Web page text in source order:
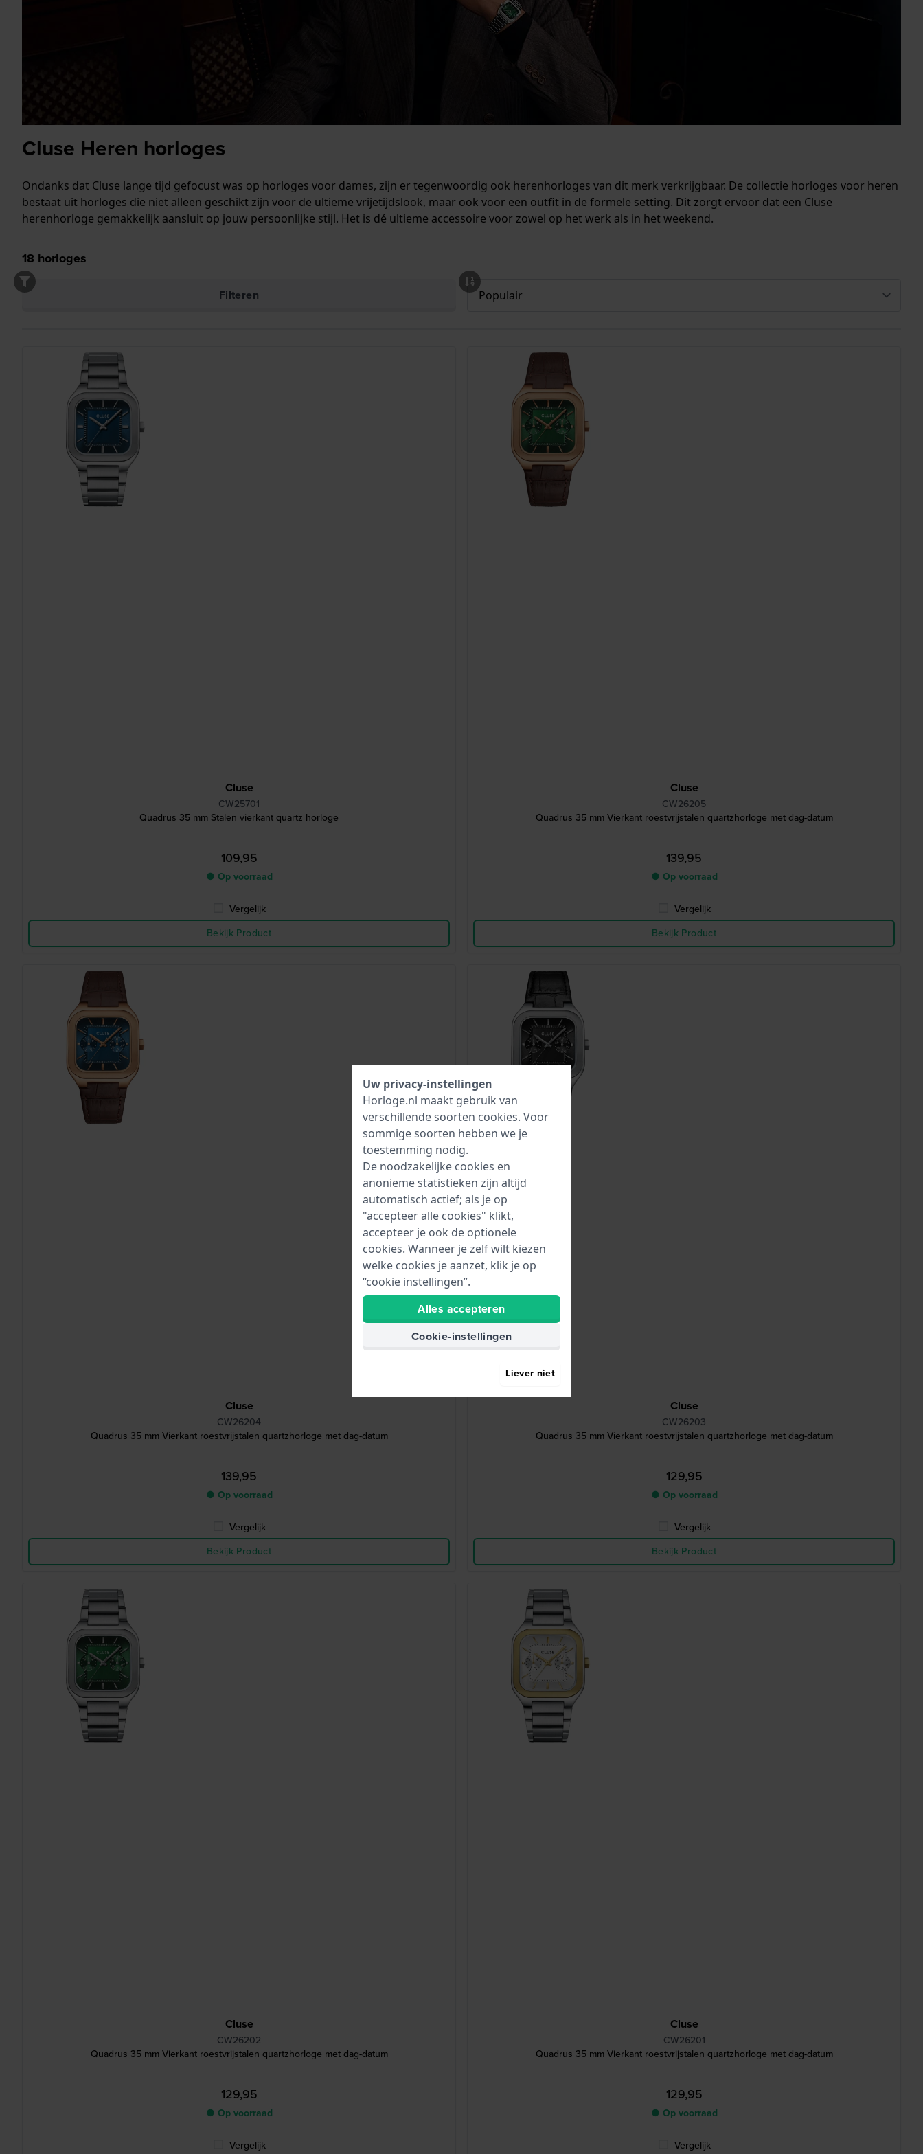
Cluse Heren horloges
Ondanks dat Cluse lange tijd gefocust was op horloges voor dames, zijn er tegenwoordig ook herenhorloges van dit merk verkrijgbaar. De collectie horloges voor heren
bestaat uit horloges die niet alleen geschikt zijn voor de ultieme vrijetijdslook, maar ook voor een outfit in de formele setting. Dit zorgt ervoor dat een Cluse
herenhorloge gemakkelijk aansluit op jouw persoonlijke stijl. Het is dé ultieme accessoire voor zowel op het werk als in het weekend.
18 horloges
Filteren
Cluse
CW25701
Quadrus 35 mm Stalen vierkant quartz horloge
109,95
● Op voorraad
Vergelijk
Bekijk Product
Cluse
CW26205
Quadrus 35 mm Vierkant roestvrijstalen quartzhorloge met dag-datum
139,95
● Op voorraad
Vergelijk
Bekijk Product
Cluse
CW26204
Quadrus 35 mm Vierkant roestvrijstalen quartzhorloge met dag-datum
139,95
● Op voorraad
Vergelijk
Bekijk Product
Cluse
CW26203
Quadrus 35 mm Vierkant roestvrijstalen quartzhorloge met dag-datum
129,95
● Op voorraad
Vergelijk
Bekijk Product
Cluse
CW26202
Quadrus 35 mm Vierkant roestvrijstalen quartzhorloge met dag-datum
129,95
● Op voorraad
Vergelijk
Cluse
CW26201
Quadrus 35 mm Vierkant roestvrijstalen quartzhorloge met dag-datum
129,95
● Op voorraad
Vergelijk
Uw privacy-instellingen
Horloge.nl maakt gebruik van
verschillende soorten cookies. Voor
sommige soorten hebben we je
toestemming nodig.
De noodzakelijke cookies en
anonieme statistieken zijn altijd
automatisch actief; als je op
"accepteer alle cookies" klikt,
accepteer je ook de optionele
cookies. Wanneer je zelf wilt kiezen
welke cookies je aanzet, klik je op
“cookie instellingen”.
Alles accepteren
Cookie-instellingen
Liever niet